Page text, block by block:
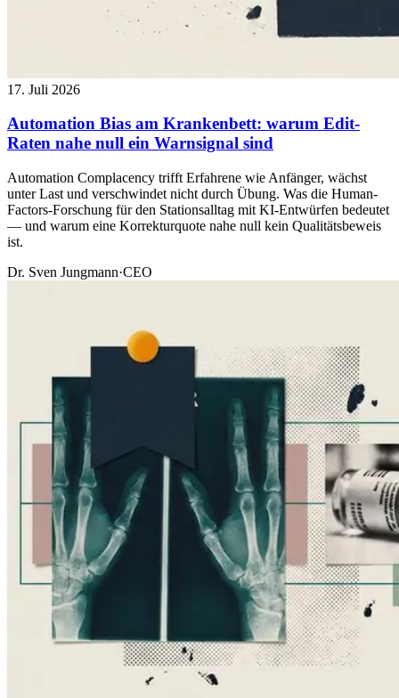
17. Juli 2026
Automation Bias am Krankenbett: warum Edit-
Raten nahe null ein Warnsignal sind
Automation Complacency trifft Erfahrene wie Anfänger, wächst
unter Last und verschwindet nicht durch Übung. Was die Human-
Factors-Forschung für den Stationsalltag mit KI-Entwürfen bedeutet
— und warum eine Korrekturquote nahe null kein Qualitätsbeweis
ist.
Dr. Sven Jungmann·CEO